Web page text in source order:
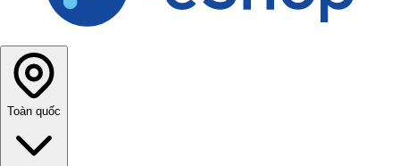
Toàn quốc